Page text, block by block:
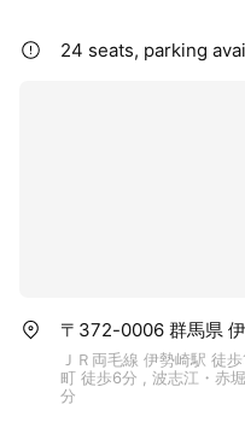
24 seats, parking
〒372-0006 群馬県
ＪＲ両毛線 伊勢崎駅 徒
町 徒歩6分 , 波志江・赤
分